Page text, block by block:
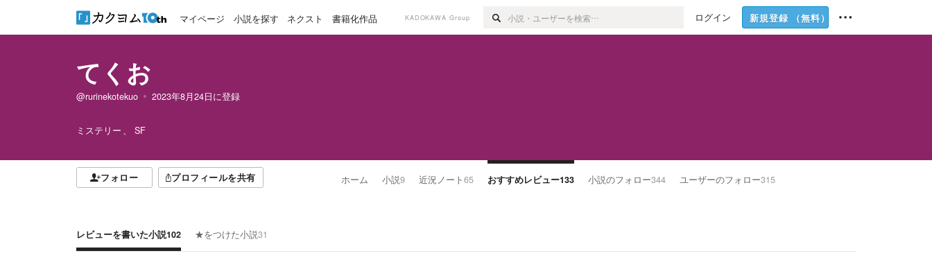
マイページ 小説を探す ネクスト 書籍化作品 KADOKAWA Group ログイン 新規登録 （無料）
てくお
@rurinekotekuo 2023年8月24日に登録
ミステリー SF
フォロー プロフィールを共有 ホーム 小説9 近況ノート65 おすすめレビュー133 小説のフォロー344 ユーザーのフォロー315
レビューを書いた小説102 ★をつけた小説31